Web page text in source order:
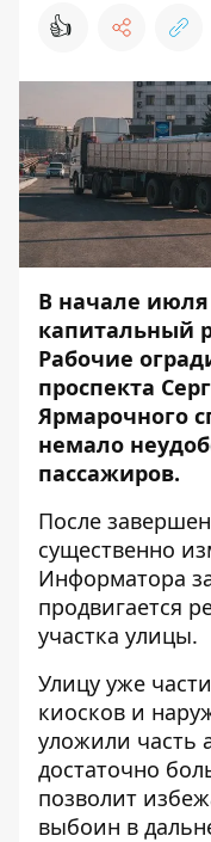
👍
В начале
капитальный
Рабочие
проспекта
Ярмарочного
немало
пассажиров.
После
существенно
Информатора
продвигается
участка улицы.
Улицу уже
киосков и
уложили часть
достаточно
позволит
выбоин в